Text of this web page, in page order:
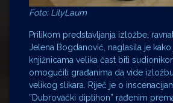
Foto: LilyLaum
Prilikom predstavljanja izložbe,
Jelena Bogdanović, naglasila je
knjižnicama velika čast biti
omogućiti građanima da vide
velikog slikara. Riječ je o
”Dubrovački diptihon” rađenim